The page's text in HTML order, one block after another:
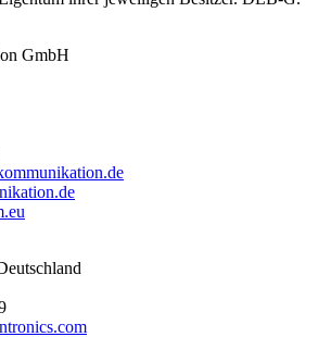
GmbH
0
77